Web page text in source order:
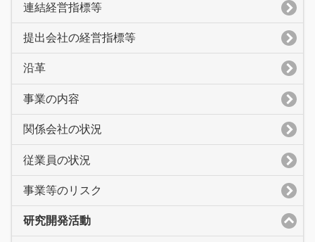
連結経営指標等
提出会社の経営指標等
沿革
事業の内容
関係会社の状況
従業員の状況
事業等のリスク
研究開発活動